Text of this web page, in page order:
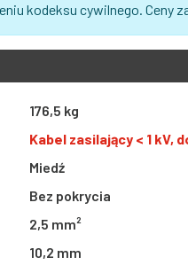
kodeksu cywilnego. Ceny
176,5 kg
Kabel zasilający < 1 kV,
Miedź
Bez pokrycia
2,5 mm²
10,2 mm